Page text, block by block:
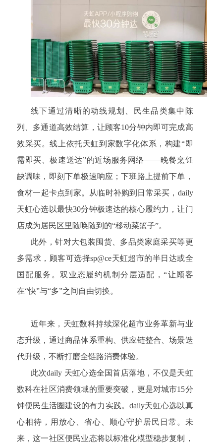
线下通过清晰的动线规划、民生品类集中陈
列、多通道高效结算，让顾客10分钟内即可完成高
效采买。线上依托天虹到家数字化体系，构建“即
需即买、极速送达”的近场服务网络——晚餐烹饪
缺调味，即刻下单极速响应；下班路上提前下单，
食材一起卡点到家。从临时补购到日常采买，daily
天虹心选以最快30分钟极速达的核心履约力，让门
店成为居民区里随唤随到的“移动菜篮子”。
此外，针对大包装囤货、多品类家庭采买等更
多需求，顾客可选择sp@ce天虹超市的半日达或全
国配服务。双业态履约机制分层适配，“让顾客
在“快”与“多”之间自由切换。
近年来，天虹数科持续深化超市业务革新与业
态升级，通过商品体系重构、供应链整合、场景迭
代升级，不断打磨全链路消费体验。
此次daily 天虹心选全国首店落地，不仅是天虹
数科在社区消费领域的重要突破，更是对城市15分
钟便民生活圈建设的有力实践。daily天虹心选以真
心相待，用放心、省心、顺心守护居民日常。未
来，这一社区便民业态将以标准化模型稳步复制，